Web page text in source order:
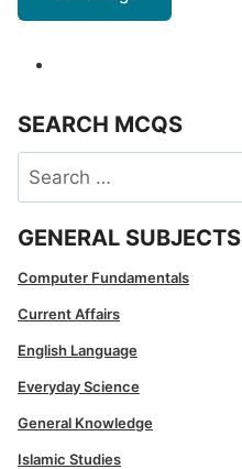
SEARCH MCQS
Search
for:
GENERAL SUBJECTS
Computer Fundamentals
Current Affairs
English Language
Everyday Science
General Knowledge
Islamic Studies